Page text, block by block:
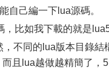
自己編一下lua源碼。
比如我下載的就是
不同的lua版本目錄
且lua越做越精簡了，